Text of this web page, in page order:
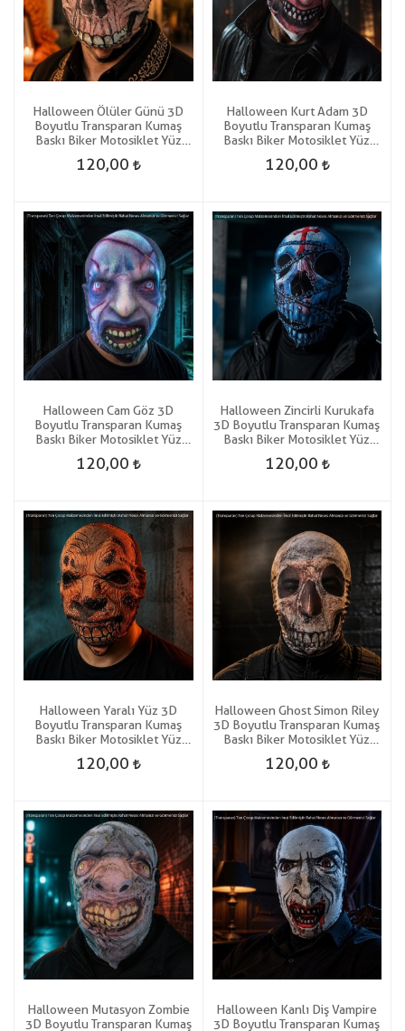
Halloween Ölüler Günü 3D
Boyutlu Transparan Kumaş
Baskı Biker Motosiklet Yüz
120,00
Halloween Kurt Adam 3D
Boyutlu Transparan Kumaş
Baskı Biker Motosiklet Yüz
120,00
Halloween Cam Göz 3D
Boyutlu Transparan Kumaş
Baskı Biker Motosiklet Yüz
Korku Maskesi
120,00
Halloween Zincirli Kurukafa
3D Boyutlu Transparan Kumaş
Baskı Biker Motosiklet Yüz
Korku Maskesi
120,00
Halloween Yaralı Yüz 3D
Boyutlu Transparan Kumaş
Baskı Biker Motosiklet Yüz
120,00
Halloween Ghost Simon Riley
3D Boyutlu Transparan Kumaş
Baskı Biker Motosiklet Yüz
120,00
Halloween Mutasyon Zombie
3D Boyutlu Transparan Kumaş
Halloween Kanlı Diş Vampire
3D Boyutlu Transparan Kumaş